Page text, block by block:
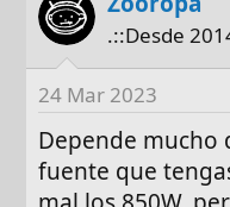
.::Desde
24 Mar 2023
Depende mucho
fuente que